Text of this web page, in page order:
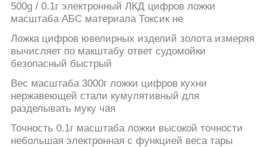
500g / 0.1г электронный ЛКД цифров ложки
масштаба АБС материала Токсик не
Ложка цифров ювелирных изделий золота измеряя
вычисляет по макштабу ответ судомойки
безопасный быстрый
Вес масштаба 3000г ложки цифров кухни
нержавеющей стали кумулятивный для
разделывать муку чая
Точность 0.1г масштаба ложки высокой точности
небольшая электронная с функцией веса тары